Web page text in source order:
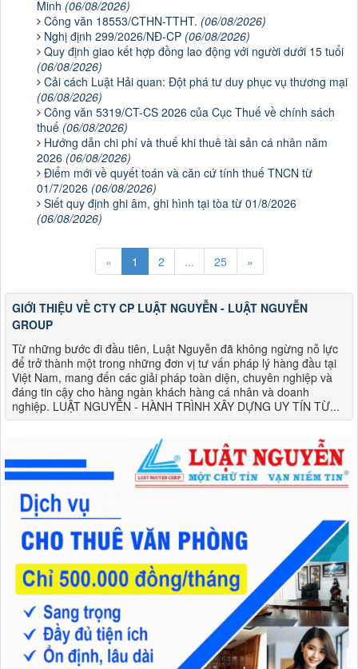
Minh (06/08/2026)
Công văn 18553/CTHN-TTHT. (06/08/2026)
Nghị định 299/2026/NĐ-CP (06/08/2026)
Quy định giao kết hợp đồng lao động với người dưới 15 tuổi
(06/08/2026)
Cải cách Luật Hải quan: Đột phá tư duy phục vụ thương mại
(06/08/2026)
Công văn 5319/CT-CS 2026 của Cục Thuế về chính sách
thuế (06/08/2026)
Hướng dẫn chi phí và thuế khi thuê tài sản cá nhân năm
2026 (06/08/2026)
Điểm mới về quyết toán và căn cứ tính thuế TNCN từ
01/7/2026 (06/08/2026)
Siết quy định ghi âm, ghi hình tại tòa từ 01/8/2026
(06/08/2026)
« 1 2 ... 25 »
GIỚI THIỆU VỀ CTY CP LUẬT NGUYỄN - LUẬT NGUYỄN
GROUP
Từ những bước đi đầu tiên, Luật Nguyễn đã không ngừng nỗ lực
để trở thành một trong những đơn vị tư vấn pháp lý hàng đầu tại
Việt Nam, mang đến các giải pháp toàn diện, chuyên nghiệp và
đáng tin cậy cho hàng ngàn khách hàng cá nhân và doanh
nghiệp. LUẬT NGUYỄN - HÀNH TRÌNH XÂY DỰNG UY TÍN TỪ...